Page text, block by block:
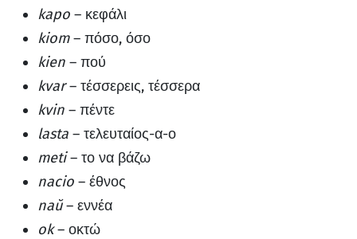
kapo – κεφάλι
kiom– πόσο, όσο
kien – πού
kvar– τέσσερεις, τέσσερα
kvin – πέντε
lasta – τελευταίος-α-ο
meti– το να βάζω
nacio – έθνος
naŭ– εννέα
ok– οκτώ